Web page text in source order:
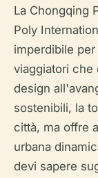
La Chongqing
Poly
imperdibile
viaggiatori che
design
sostenibili, la
città, ma offre
urbana
devi sapere